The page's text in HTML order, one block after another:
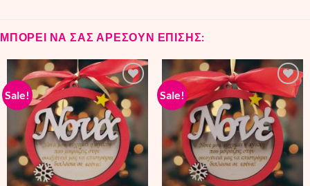
ΜΠΟΡΕΙ ΝΑ ΣΑΣ ΑΡΕΣΟΥΝ ΕΠΙΣΗΣ:
Sale! Sale!